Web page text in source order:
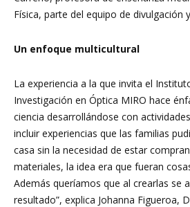
Física, parte del equipo de divulgación
Un enfoque multicultural
La experiencia a la que invita el
Investigación en Óptica MIRO hace
ciencia desarrollándose con
incluir experiencias que las familias
casa sin la necesidad de estar
materiales, la idea era que fueran
Además queríamos que al crearlas se
resultado”, explica Johanna Figueroa,